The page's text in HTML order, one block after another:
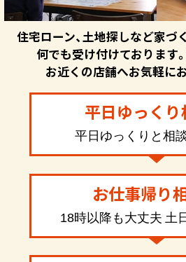
住宅ローン、土地探しなど家づ
何でも受け付けております
お近くの店舗へお気軽に
平日ゆっく
平日ゆっくりと相
お仕事帰り
18時以降も大丈夫 土